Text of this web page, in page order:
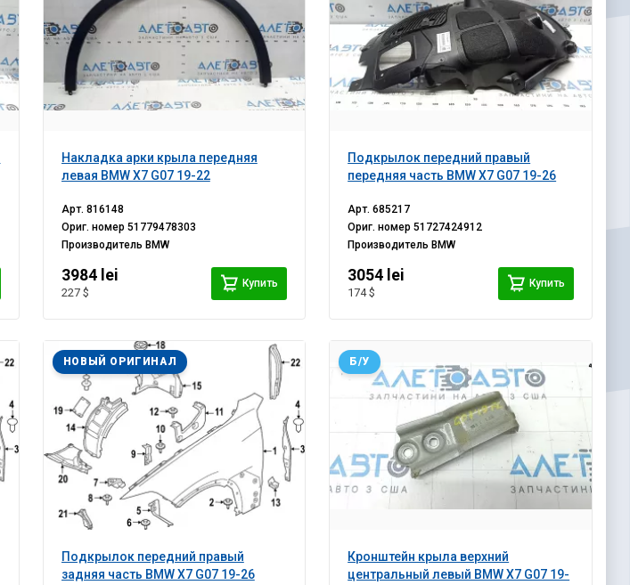
Накладка арки крыла передняя
левая BMW X7 G07 19-22
Арт. 816148
Ориг. номер 51779478303
Производитель BMW
3984 lei
227 $
Купить
Подкрылок передний правый
передняя часть BMW X7 G07 19-26
Арт.685217
Ориг. номер51727424912
Производитель BMW
3054 lei
174 $
Купить
Подкрылок передний правый
задняя часть BMW X7 G07 19-26
НОВЫЙ ОРИГИНАЛ
Кронштейн крыла верхний
центральный левый BMW X7 G07 19-
Б/У